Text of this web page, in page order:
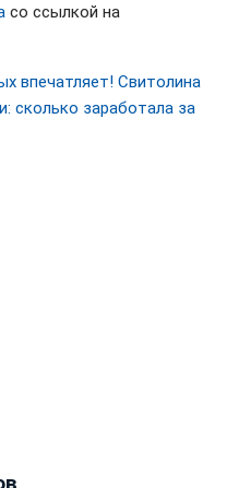
со ссылкой на
впечатляет! Свитолина
сколько заработала за